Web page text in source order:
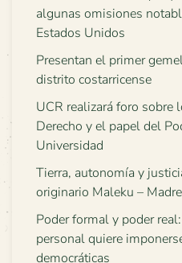
algunas omisiones
Estados Unidos
Presentan el primer
distrito costarricense
UCR realizará foro sobre
Derecho y el papel del
Universidad
Tierra, autonomía y
originario Maleku –
Poder formal y poder
personal quiere
democráticas